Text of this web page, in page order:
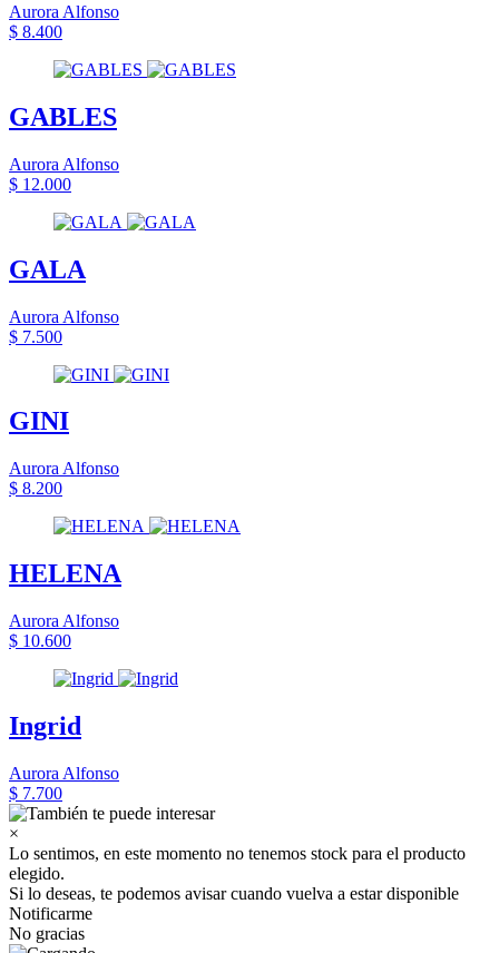
Aurora Alfonso
$ 8.400
GABLES
Aurora Alfonso
$ 12.000
GALA
Aurora Alfonso
$ 7.500
GINI
Aurora Alfonso
$ 8.200
HELENA
Aurora Alfonso
$ 10.600
Ingrid
Aurora Alfonso
$ 7.700
×
Lo sentimos, en este momento no tenemos stock para el producto
elegido.
Si lo deseas, te podemos avisar cuando vuelva a estar disponible
Notificarme
No gracias